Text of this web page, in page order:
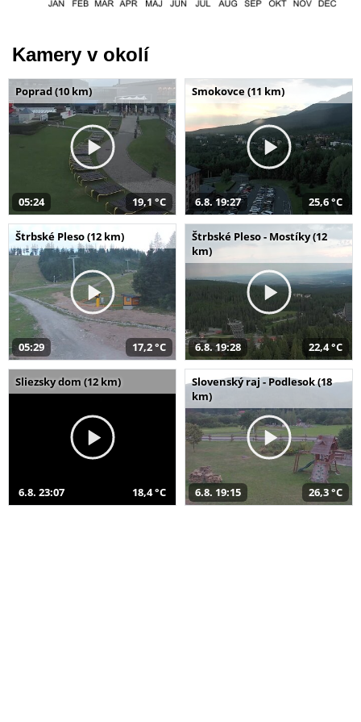
Kamery v okolí
Poprad (10 km)
05:24 19,1 °C
Smokovce (11 km)
6.8. 19:27 25,6 °C
Štrbské Pleso (12 km)
05:29 17,2 °C
Štrbské Pleso - Mostíky (12
km)
6.8. 19:28 22,4 °C
Sliezsky dom (12 km)
6.8. 23:07 18,4 °C
Slovenský raj - Podlesok (18
km)
6.8. 19:15 26,3 °C